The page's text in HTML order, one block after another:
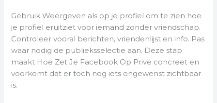
Gebruik Weergeven als op je profiel om te zien hoe
je profiel eruitziet voor iemand zonder vriendschap.
Controleer vooral berichten, vriendenlijst en info. Pas
waar nodig de publieksselectie aan. Deze stap
maakt Hoe Zet Je Facebook Op Prive concreet en
voorkomt dat er toch nog iets ongewenst zichtbaar
is.